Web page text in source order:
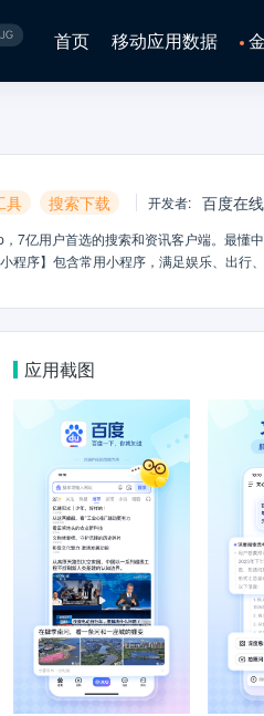
首页 移动应用数据
具 搜索下载 开发者: 百度在
7亿用户首选的搜索和资讯客户端。最懂
程序】包含常用小程序，满足娱乐、出行
网，搜文字、搜图片，快速识别，帮你找
不同设备随时同步、随心更换。
应用截图